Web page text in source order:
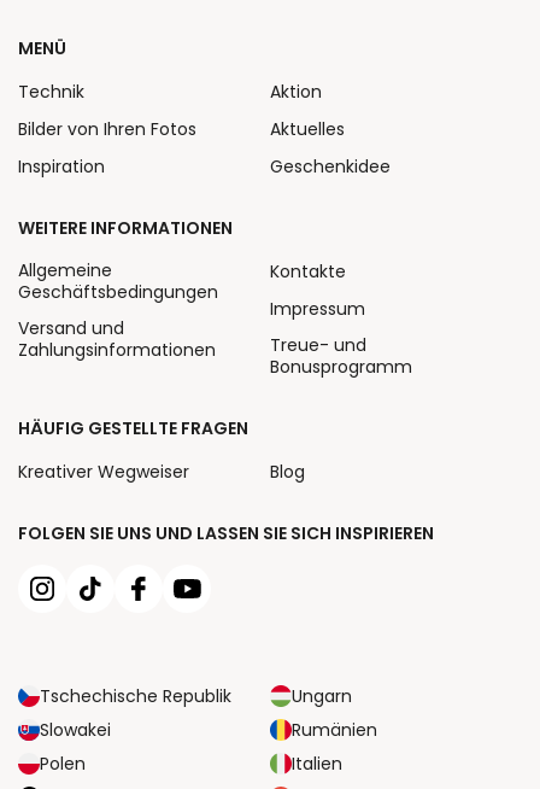
FOLGEN SIE UNS UND LASSEN SIE SICH INSPIRIEREN
Tschechische Republik
Ungarn
Slowakei
Rumänien
Polen
Italien
MENÜ
Technik
Bilder von Ihren Fotos
Inspiration
Aktion
Aktuelles
Geschenkidee
WEITERE INFORMATIONEN
Allgemeine
Geschäftsbedingungen
Versand und
Zahlungsinformationen
Kontakte
Impressum
Treue- und
Bonusprogramm
HÄUFIG GESTELLTE FRAGEN
Kreativer Wegweiser
Blog